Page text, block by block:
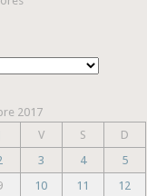
2017
V S
D
3 4
5
10 11
12